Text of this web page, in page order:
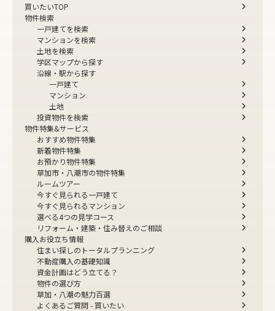
買いたいTOP
物件検索
一戸建てを検索
マンションを検索
土地を検索
学区マップから探す
沿線・駅から探す
一戸建て
マンション
土地
投資物件を検索
物件特集&サービス
おすすめ物件特集
新着物件特集
お預かり物件特集
草加市・八潮市の物件特集
ルームツアー
今すぐ見られる一戸建て
今すぐ見られるマンション
選べる4つの見学コース
リフォーム・建築・住み替えのご相談
購入お役立ち情報
住まい探しのトータルプランニング
不動産購入の基礎知識
資金計画はどう立てる？
物件の選び方
草加・八潮の魅力百選
よくあるご質問 - 買いたい